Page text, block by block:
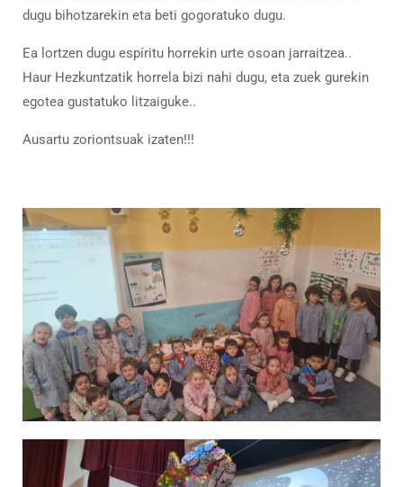
dugu bihotzarekin eta beti gogoratuko dugu.
Ea lortzen dugu espíritu horrekin urte osoan jarraitzea..
Haur Hezkuntzatik horrela bizi nahi dugu, eta zuek gurekin
egotea gustatuko litzaiguke..
Ausartu zoriontsuak izaten!!!